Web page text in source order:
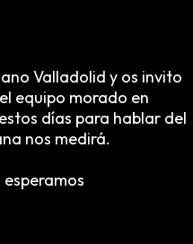
Valladolid y os invito
equipo morado en
estos días para hablar del
nos medirá.
esperamos